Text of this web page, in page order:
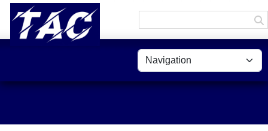
Panneau de gestion des cookies